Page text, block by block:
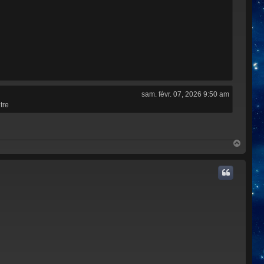
sam. févr. 07, 2026 9:50 am
a